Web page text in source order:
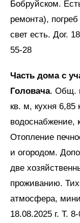
Бобруйском.
ремонта),
свет есть. Дог.
55-28
Часть дома с
Головача. Общ.
кв. м, кухня 6,85
водоснабжение,
Отопление
и огородом.
две
проживанию.
атмосфера,
18.08.2025 г. Т.